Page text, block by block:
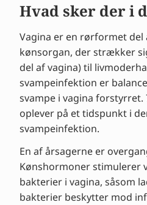
Hvad sker der i
Vagina er en rørformet del
kønsorgan, der strækker
del af vagina) til
svampeinfektion er
svampe i vagina
oplever på et tidspunkt i
svampeinfektion.
En af årsagerne er
Kønshormoner stimulerer
bakterier i vagina, såsom
bakterier beskytter mod